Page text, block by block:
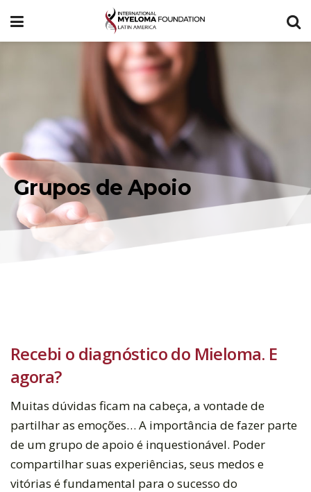
Grupos de Apoio
Recebi o diagnóstico do Mieloma. E
agora?
Muitas dúvidas ficam na cabeça, a vontade de
partilhar as emoções… A importância de fazer parte
de um grupo de apoio é inquestionável. Poder
compartilhar suas experiências, seus medos e
vitórias é fundamental para o sucesso do